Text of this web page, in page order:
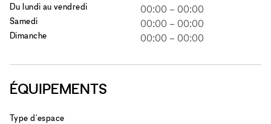
Du lundi au vendredi 00:00 – 00:00
Samedi 00:00 – 00:00
Dimanche 00:00 – 00:00
ÉQUIPEMENTS
Type d'espace